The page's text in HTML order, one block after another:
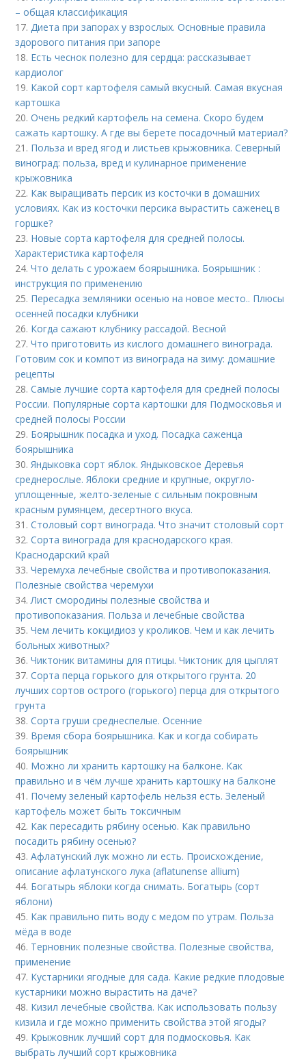
– общая классификация
17.Диета при запорах у взрослых. Основные правила
здорового питания при запоре
18. Есть чеснок полезно для сердца: рассказывает
кардиолог
19. Какой сорт картофеля самый вкусный. Самая вкусная
картошка
20.Очень редкий картофель на семена. Скоро будем
сажать картошку. А где вы берете посадочный материал?
21. Польза и вред ягод и листьев крыжовника. Северный
виноград: польза, вред и кулинарное применение
крыжовника
22. Как выращивать персик из косточки в домашних
условиях. Как из косточки персика вырастить саженец в
горшке?
23. Новые сорта картофеля для средней полосы.
Характеристика картофеля
24.Что делать с урожаем боярышника. Боярышник :
инструкция по применению
25. Пересадка земляники осенью на новое место.. Плюсы
осенней посадки клубники
26. Когда сажают клубнику рассадой. Весной
27.Что приготовить из кислого домашнего винограда.
Готовим сок и компот из винограда на зиму: домашние
рецепты
28.Самые лучшие сорта картофеля для средней полосы
России. Популярные сорта картошки для Подмосковья и
средней полосы России
29. Боярышник посадка и уход. Посадка саженца
боярышника
30.Яндыковка сорт яблок. Яндыковское Деревья
среднерослые. Яблоки средние и крупные, округло-
уплощенные, желто-зеленые с сильным покровным
красным румянцем, десертного вкуса.
31.Столовый сорт винограда. Что значит столовый сорт
32.Сорта винограда для краснодарского края.
Краснодарский край
33.Черемуха лечебные свойства и противопоказания.
Полезные свойства черемухи
34.Лист смородины полезные свойства и
противопоказания. Польза и лечебные свойства
35.Чем лечить кокцидиоз у кроликов. Чем и как лечить
больных животных?
36.Чиктоник витамины для птицы. Чиктоник для цыплят
37.Сорта перца горького для открытого грунта. 20
лучших сортов острого (горького) перца для открытого
грунта
38.Сорта груши среднеспелые. Осенние
39. Время сбора боярышника. Как и когда собирать
боярышник
40. Можно ли хранить картошку на балконе. Как
правильно и в чём лучше хранить картошку на балконе
41. Почему зеленый картофель нельзя есть. Зеленый
картофель может быть токсичным
42. Как пересадить рябину осенью. Как правильно
посадить рябину осенью?
43.Афлатунский лук можно ли есть. Происхождение,
описание афлатунского лука (aflatunense allium)
44. Богатырь яблоки когда снимать. Богатырь (сорт
яблони)
45. Как правильно пить воду с медом по утрам. Польза
мёда в воде
46. Терновник полезные свойства. Полезные свойства,
применение
47. Кустарники ягодные для сада. Какие редкие плодовые
кустарники можно вырастить на даче?
48. Кизил лечебные свойства. Как использовать пользу
кизила и где можно применить свойства этой ягоды?
49. Крыжовник лучший сорт для подмосковья. Как
выбрать лучший сорт крыжовника